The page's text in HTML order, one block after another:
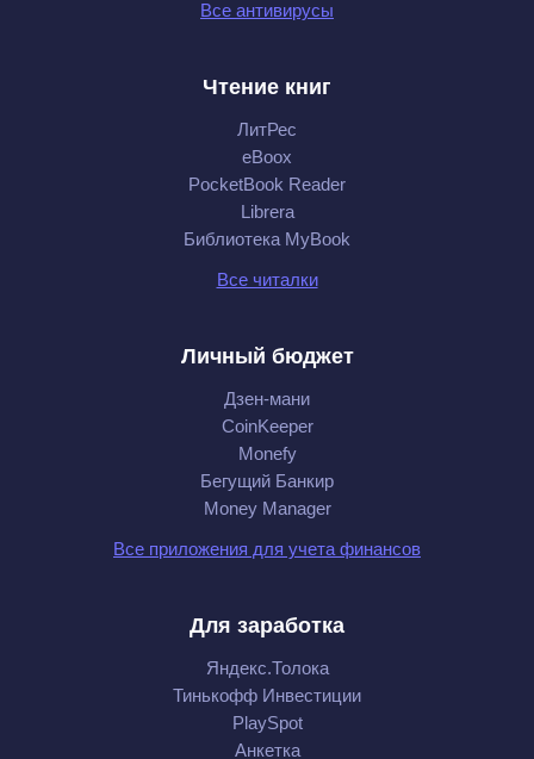
Все антивирусы
Чтение книг
ЛитРес
eBoox
PocketBook Reader
Librera
Библиотека MyBook
Все читалки
Личный бюджет
Дзен-мани
CoinKeeper
Monefy
Бегущий Банкир
Money Manager
Все приложения для учета финансов
Для заработка
Яндекс.Толока
Тинькофф Инвестиции
PlaySpot
Анкетка